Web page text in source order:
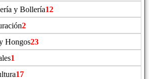
y Bollería12
2
Hongos23
1
17